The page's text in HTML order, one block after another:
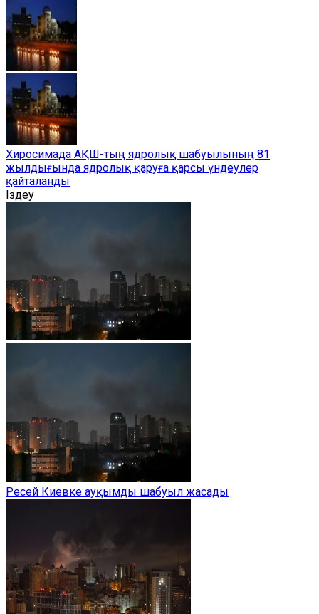
Хиросимада АҚШ-тың ядролық шабуылының 81
жылдығында ядролық қаруға қарсы үндеулер
қайталанды
Іздеу
Ресей Киевке ауқымды шабуыл жасады